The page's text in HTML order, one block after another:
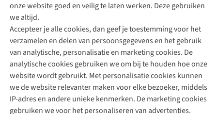
onze website goed en veilig te laten werken. Deze gebruiken
we altijd.
Accepteer je alle cookies, dan geef je toestemming voor het
verzamelen en delen van persoonsgegevens en het gebruik
van analytische, personalisatie en marketing cookies. De
analytische cookies gebruiken we om bij te houden hoe onze
website wordt gebruikt. Met personalisatie cookies kunnen
we de website relevanter maken voor elke bezoeker, middels
IP-adres en andere unieke kenmerken. De marketing cookies
gebruiken we voor het personaliseren van advertenties.
Direct advies van een Buitenexpert
+31 (0)85 888 50 88
+31 6 12 28 49 80
Contactformulier